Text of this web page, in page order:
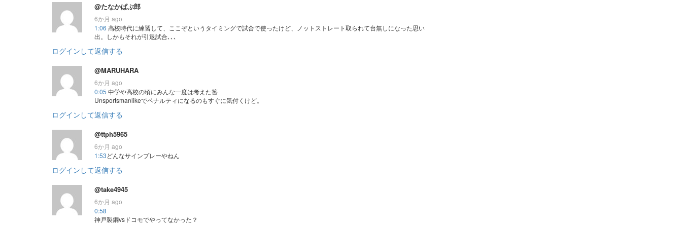
@たなかぱぶ郎
6か月 ago
1:06 高校時代に練習して、ここぞというタイミングで試合で使ったけど、ノットストレート取られて台無しになった思い
出。しかもそれが引退試合､､､
ログインして返信する
@MARUHARA
6か月 ago
0:05 中学や高校の頃にみんな一度は考えた筈
Unsportsmanlikeでペナルティになるのもすぐに気付くけど。
ログインして返信する
@ttph5965
6か月 ago
1:53どんなサインプレーやねん
ログインして返信する
@take4945
6か月 ago
0:58
神戸製鋼vsドコモでやってなかった？